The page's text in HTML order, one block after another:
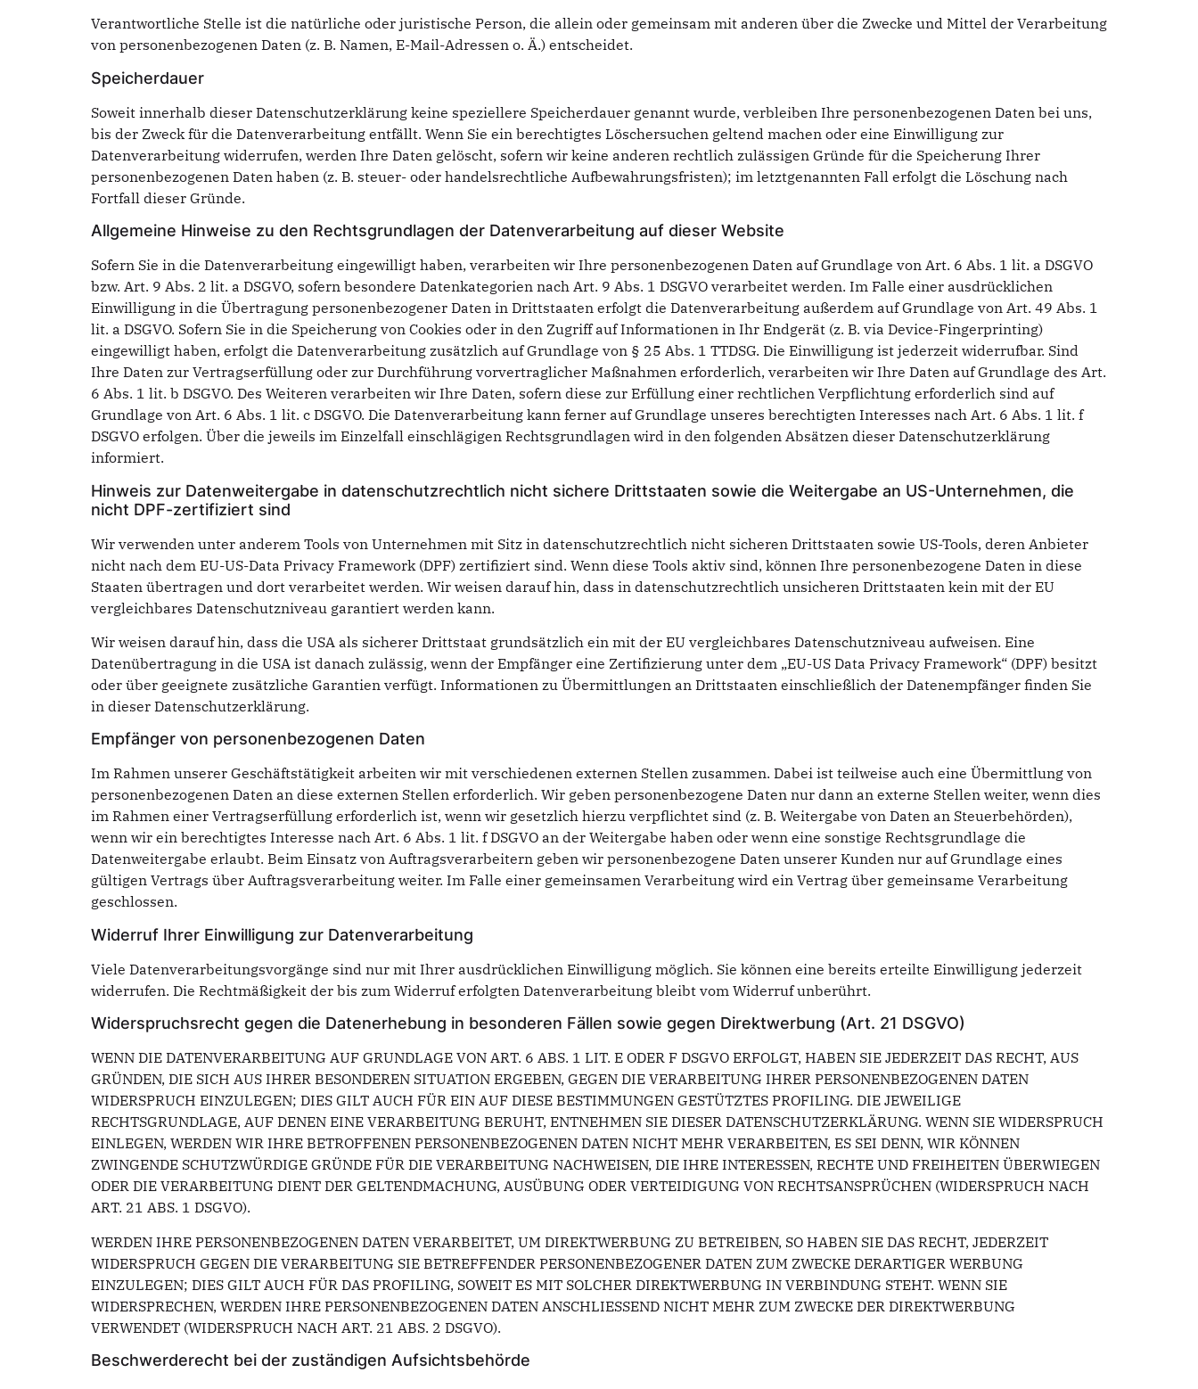
Verantwortliche Stelle ist die natürliche oder juristische Person, die allein oder gemeinsam mit anderen über die Zwecke und Mittel der Verarbeitung
von personenbezogenen Daten (z. B. Namen, E-Mail-Adressen o. Ä.) entscheidet.
Speicherdauer
Soweit innerhalb dieser Datenschutzerklärung keine speziellere Speicherdauer genannt wurde, verbleiben Ihre personenbezogenen Daten bei uns,
bis der Zweck für die Datenverarbeitung entfällt. Wenn Sie ein berechtigtes Löschersuchen geltend machen oder eine Einwilligung zur
Datenverarbeitung widerrufen, werden Ihre Daten gelöscht, sofern wir keine anderen rechtlich zulässigen Gründe für die Speicherung Ihrer
personenbezogenen Daten haben (z. B. steuer- oder handelsrechtliche Aufbewahrungsfristen); im letztgenannten Fall erfolgt die Löschung nach
Fortfall dieser Gründe.
Allgemeine Hinweise zu den Rechtsgrundlagen der Datenverarbeitung auf dieser Website
Sofern Sie in die Datenverarbeitung eingewilligt haben, verarbeiten wir Ihre personenbezogenen Daten auf Grundlage von Art. 6 Abs. 1 lit. a DSGVO
bzw. Art. 9 Abs. 2 lit. a DSGVO, sofern besondere Datenkategorien nach Art. 9 Abs. 1 DSGVO verarbeitet werden. Im Falle einer ausdrücklichen
Einwilligung in die Übertragung personenbezogener Daten in Drittstaaten erfolgt die Datenverarbeitung außerdem auf Grundlage von Art. 49 Abs. 1
lit. a DSGVO. Sofern Sie in die Speicherung von Cookies oder in den Zugriff auf Informationen in Ihr Endgerät (z. B. via Device-Fingerprinting)
eingewilligt haben, erfolgt die Datenverarbeitung zusätzlich auf Grundlage von § 25 Abs. 1 TTDSG. Die Einwilligung ist jederzeit widerrufbar. Sind
Ihre Daten zur Vertragserfüllung oder zur Durchführung vorvertraglicher Maßnahmen erforderlich, verarbeiten wir Ihre Daten auf Grundlage des Art.
6 Abs. 1 lit. b DSGVO. Des Weiteren verarbeiten wir Ihre Daten, sofern diese zur Erfüllung einer rechtlichen Verpflichtung erforderlich sind auf
Grundlage von Art. 6 Abs. 1 lit. c DSGVO. Die Datenverarbeitung kann ferner auf Grundlage unseres berechtigten Interesses nach Art. 6 Abs. 1 lit. f
DSGVO erfolgen. Über die jeweils im Einzelfall einschlägigen Rechtsgrundlagen wird in den folgenden Absätzen dieser Datenschutzerklärung
informiert.
Hinweis zur Datenweitergabe in datenschutzrechtlich nicht sichere Drittstaaten sowie die Weitergabe an US-Unternehmen, die
nicht DPF-zertifiziert sind
Wir verwenden unter anderem Tools von Unternehmen mit Sitz in datenschutzrechtlich nicht sicheren Drittstaaten sowie US-Tools, deren Anbieter
nicht nach dem EU-US-Data Privacy Framework (DPF) zertifiziert sind. Wenn diese Tools aktiv sind, können Ihre personenbezogene Daten in diese
Staaten übertragen und dort verarbeitet werden. Wir weisen darauf hin, dass in datenschutzrechtlich unsicheren Drittstaaten kein mit der EU
vergleichbares Datenschutzniveau garantiert werden kann.
Wir weisen darauf hin, dass die USA als sicherer Drittstaat grundsätzlich ein mit der EU vergleichbares Datenschutzniveau aufweisen. Eine
Datenübertragung in die USA ist danach zulässig, wenn der Empfänger eine Zertifizierung unter dem „EU-US Data Privacy Framework“ (DPF) besitzt
oder über geeignete zusätzliche Garantien verfügt. Informationen zu Übermittlungen an Drittstaaten einschließlich der Datenempfänger finden Sie
in dieser Datenschutzerklärung.
Empfänger von personenbezogenen Daten
Im Rahmen unserer Geschäftstätigkeit arbeiten wir mit verschiedenen externen Stellen zusammen. Dabei ist teilweise auch eine Übermittlung von
personenbezogenen Daten an diese externen Stellen erforderlich. Wir geben personenbezogene Daten nur dann an externe Stellen weiter, wenn dies
im Rahmen einer Vertragserfüllung erforderlich ist, wenn wir gesetzlich hierzu verpflichtet sind (z. B. Weitergabe von Daten an Steuerbehörden),
wenn wir ein berechtigtes Interesse nach Art. 6 Abs. 1 lit. f DSGVO an der Weitergabe haben oder wenn eine sonstige Rechtsgrundlage die
Datenweitergabe erlaubt. Beim Einsatz von Auftragsverarbeitern geben wir personenbezogene Daten unserer Kunden nur auf Grundlage eines
gültigen Vertrags über Auftragsverarbeitung weiter. Im Falle einer gemeinsamen Verarbeitung wird ein Vertrag über gemeinsame Verarbeitung
geschlossen.
Widerruf Ihrer Einwilligung zur Datenverarbeitung
Viele Datenverarbeitungsvorgänge sind nur mit Ihrer ausdrücklichen Einwilligung möglich. Sie können eine bereits erteilte Einwilligung jederzeit
widerrufen. Die Rechtmäßigkeit der bis zum Widerruf erfolgten Datenverarbeitung bleibt vom Widerruf unberührt.
Widerspruchsrecht gegen die Datenerhebung in besonderen Fällen sowie gegen Direktwerbung (Art. 21 DSGVO)
WENN DIE DATENVERARBEITUNG AUF GRUNDLAGE VON ART. 6 ABS. 1 LIT. E ODER F DSGVO ERFOLGT, HABEN SIE JEDERZEIT DAS RECHT, AUS
GRÜNDEN, DIE SICH AUS IHRER BESONDEREN SITUATION ERGEBEN, GEGEN DIE VERARBEITUNG IHRER PERSONENBEZOGENEN DATEN
WIDERSPRUCH EINZULEGEN; DIES GILT AUCH FÜR EIN AUF DIESE BESTIMMUNGEN GESTÜTZTES PROFILING. DIE JEWEILIGE
RECHTSGRUNDLAGE, AUF DENEN EINE VERARBEITUNG BERUHT, ENTNEHMEN SIE DIESER DATENSCHUTZERKLÄRUNG. WENN SIE WIDERSPRUCH
EINLEGEN, WERDEN WIR IHRE BETROFFENEN PERSONENBEZOGENEN DATEN NICHT MEHR VERARBEITEN, ES SEI DENN, WIR KÖNNEN
ZWINGENDE SCHUTZWÜRDIGE GRÜNDE FÜR DIE VERARBEITUNG NACHWEISEN, DIE IHRE INTERESSEN, RECHTE UND FREIHEITEN ÜBERWIEGEN
ODER DIE VERARBEITUNG DIENT DER GELTENDMACHUNG, AUSÜBUNG ODER VERTEIDIGUNG VON RECHTSANSPRÜCHEN (WIDERSPRUCH NACH
ART. 21 ABS. 1 DSGVO).
WERDEN IHRE PERSONENBEZOGENEN DATEN VERARBEITET, UM DIREKTWERBUNG ZU BETREIBEN, SO HABEN SIE DAS RECHT, JEDERZEIT
WIDERSPRUCH GEGEN DIE VERARBEITUNG SIE BETREFFENDER PERSONENBEZOGENER DATEN ZUM ZWECKE DERARTIGER WERBUNG
EINZULEGEN; DIES GILT AUCH FÜR DAS PROFILING, SOWEIT ES MIT SOLCHER DIREKTWERBUNG IN VERBINDUNG STEHT. WENN SIE
WIDERSPRECHEN, WERDEN IHRE PERSONENBEZOGENEN DATEN ANSCHLIESSEND NICHT MEHR ZUM ZWECKE DER DIREKTWERBUNG
VERWENDET (WIDERSPRUCH NACH ART. 21 ABS. 2 DSGVO).
Beschwerde­recht bei der zuständigen Aufsichts­behörde